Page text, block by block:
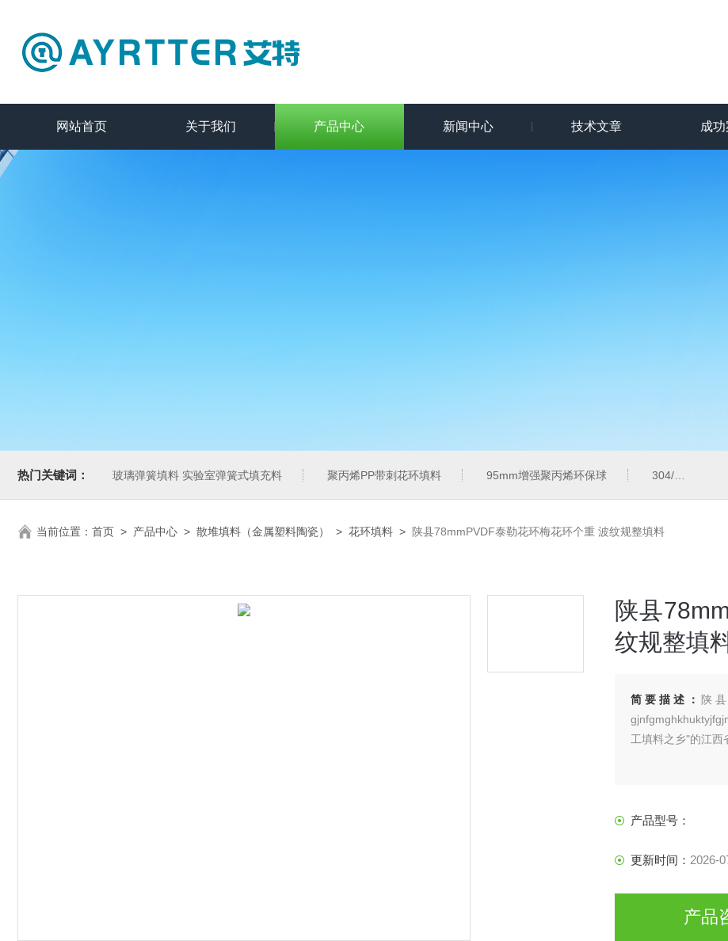
网站首页 关于我们 产品中心 新闻中心 技术文章 成功
热门关键词： 玻璃弹簧填料 实验室弹簧式填充料 聚丙烯PP带刺花环填料 95mm增强聚丙烯环保球 304/316L金属共轭环
当前位置： 首页 > 产品中心 > 散堆填料（金属塑料陶瓷） > 花环填料 > 陕县78mmPVDF泰勒花环梅花环个重 波纹规整填料
陕县
纹规整填
简要描述：
陕
工填料之乡"的江西
产品型号：
更新时间： 2026-
产品